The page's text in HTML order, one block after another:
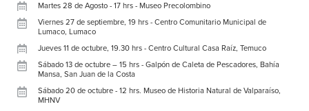
Martes 28 de Agosto - 17 hrs - Museo Precolombino
Viernes 27 de septiembre, 19 hrs - Centro Comunitario Municipal de
Lumaco, Lumaco
Jueves 11 de octubre, 19.30 hrs - Centro Cultural Casa Raíz, Temuco
Sábado 13 de octubre – 15 hrs - Galpón de Caleta de Pescadores, Bahía
Mansa, San Juan de la Costa
Sábado 20 de octubre - 12 hrs. Museo de Historia Natural de Valparaíso,
MHNV